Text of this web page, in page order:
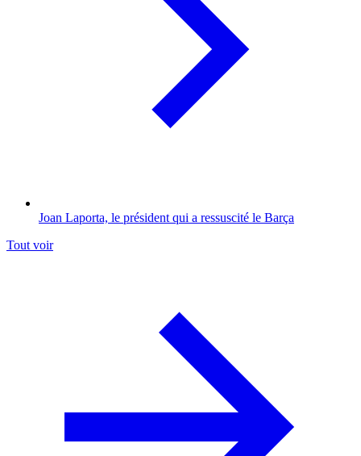
Joan Laporta, le président qui a ressuscité le Barça
Tout voir